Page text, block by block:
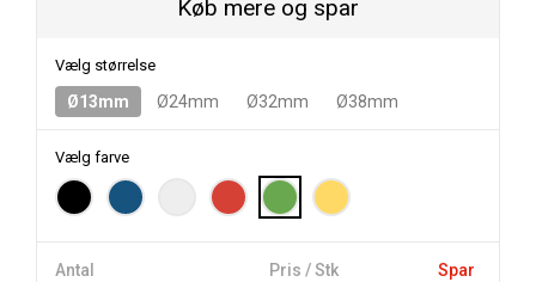
Køb mere og spar
Vælg størrelse
Ø13mm Ø24mm Ø32mm Ø38mm
Vælg farve
Antal Pris / Stk Spar